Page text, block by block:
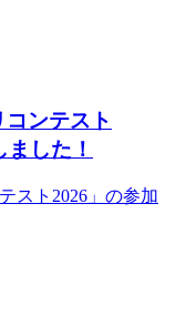
コンテスト
した！
スト2026」の参加